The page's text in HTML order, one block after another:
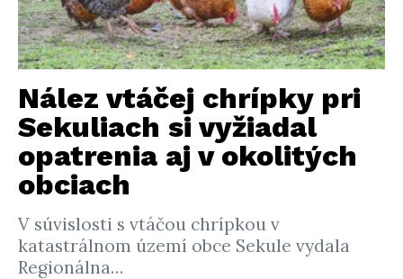
Nález vtáčej chrípky pri
Sekuliach si vyžiadal
opatrenia aj v okolitých
obciach
V súvislosti s vtáčou chrípkou v
katastrálnom území obce Sekule vydala
Regionálna…